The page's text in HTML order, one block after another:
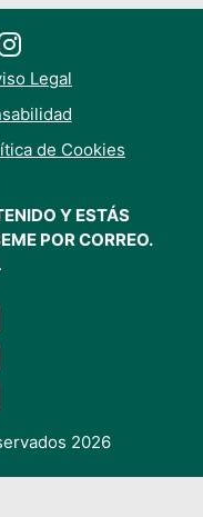
Legal
de Cookies
Y ESTÁS
POR CORREO.
2026
en nuestro
aceptas nuestro uso